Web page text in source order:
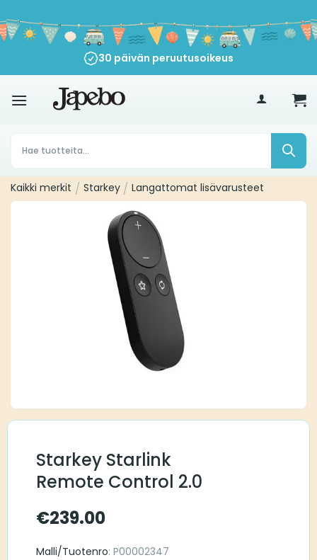
sisältöön
€35
30 päivän peruutusoikeus
Products
search
Kaikki merkit / Starkey / Langattomat lisävarusteet
Starkey Starlink
Remote Control 2.0
€239.00
Malli/Tuotenro: P00002347